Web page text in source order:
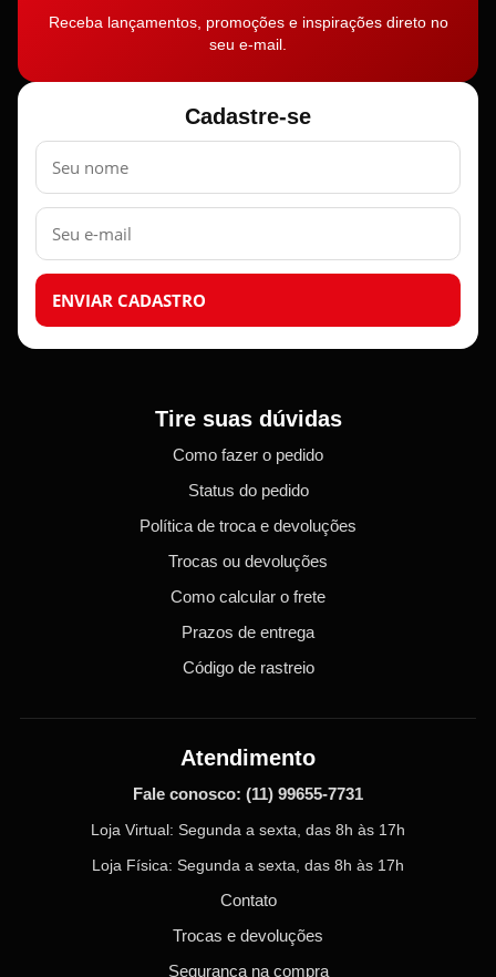
Receba lançamentos, promoções e inspirações direto no
seu e-mail.
Cadastre-se
Nome
E-
mail
ENVIAR CADASTRO
Tire suas dúvidas
Como fazer o pedido
Status do pedido
Política de troca e devoluções
Trocas ou devoluções
Como calcular o frete
Prazos de entrega
Código de rastreio
Atendimento
Fale conosco: (11) 99655-7731
Loja Virtual: Segunda a sexta, das 8h às 17h
Loja Física: Segunda a sexta, das 8h às 17h
Contato
Trocas e devoluções
Segurança na compra